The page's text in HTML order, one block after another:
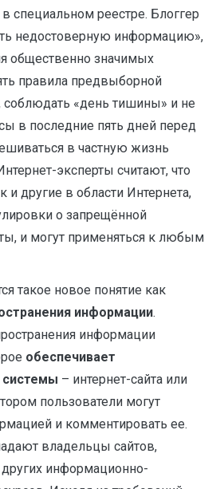
в специальном реестре. Блоггер
недостоверную информацию»,
общественно значимых
правила предвыборной
соблюдать «день тишины» и не
в последние пять дней перед
в частную жизнь
эксперты считают, что
и другие в области Интернета,
о запрещённой
и могут применяться к любым
такое новое понятие как
информации.
информации
обеспечивает
системы – интернет-сайта или
пользователи могут
и комментировать ее.
владельцы сайтов,
информационно-